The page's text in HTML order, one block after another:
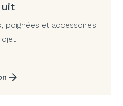
poignées et accessoires